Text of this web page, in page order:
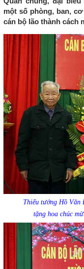
một số phòng, ban,
cán bộ lão thành cách
Thiếu tướng Hồ Văn
tặng hoa chúc